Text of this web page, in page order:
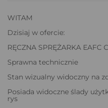
WITAM
Dzisiaj w ofercie:
RĘCZNA SPRĘŻARKA EAFC
Sprawna technicznie
Stan wizualny widoczny na
Posiada widoczne ślady
rys